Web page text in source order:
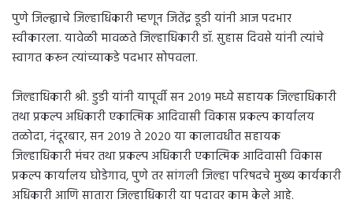
पुणे जिल्ह्याचे जिल्हाधिकारी म्हणून जितेंद्र डूडी यांनी आज पदभार
स्वीकारला. यावेळी मावळते जिल्हाधिकारी डॉ. सुहास दिवसे यांनी त्यांचे
स्वागत करून त्यांच्याकडे पदभार सोपवला.
जिल्हाधिकारी श्री. डुडी यांनी यापूर्वी सन २०१९ मध्ये सहायक जिल्हाधिकारी
तथा प्रकल्प अधिकारी एकात्मिक आदिवासी विकास प्रकल्प कार्यालय
तळोदा, नंदूरबार, सन २०१९ ते २०२० या कालावधीत सहायक
जिल्हाधिकारी मंचर तथा प्रकल्प अधिकारी एकात्मिक आदिवासी विकास
प्रकल्प कार्यालय घोडेगाव, पुणे तर सांगली जिल्हा परिषदचे मुख्य कार्यकारी
अधिकारी आणि सातारा जिल्हाधिकारी या पदावर काम केले आहे.